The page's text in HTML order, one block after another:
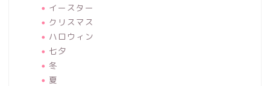
イースター
クリスマス
ハロウィン
七夕
冬
夏